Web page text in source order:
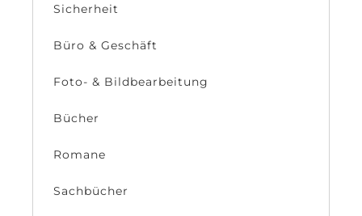
Sicherheit
Büro & Geschäft
Foto- & Bildbearbeitung
Bücher
Romane
Sachbücher